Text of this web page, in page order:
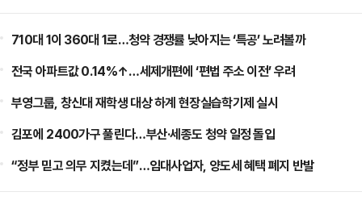
710대 1이 360대 1로…청약 경쟁률 낮아지는 ‘특공’ 노려볼까
전국 아파트값 0.14%↑…세제개편에 ‘편법 주소 이전’ 우려
부영그룹, 창신대 재학생 대상 하계 현장실습학기제 실시
김포에 2400가구 풀린다…부산·세종도 청약 일정 돌입
“정부 믿고 의무 지켰는데”…임대사업자, 양도세 혜택 폐지 반발